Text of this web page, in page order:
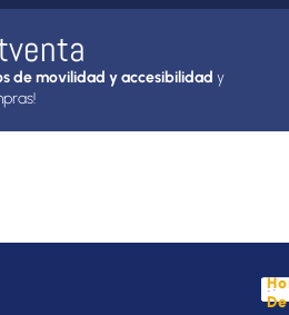
de movilidad y accesibilidad y